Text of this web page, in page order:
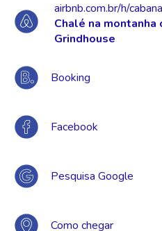
airbnb.com.br/h/
Chalé na montanha
Grindhouse
Booking
Facebook
Pesquisa Google
Como chegar